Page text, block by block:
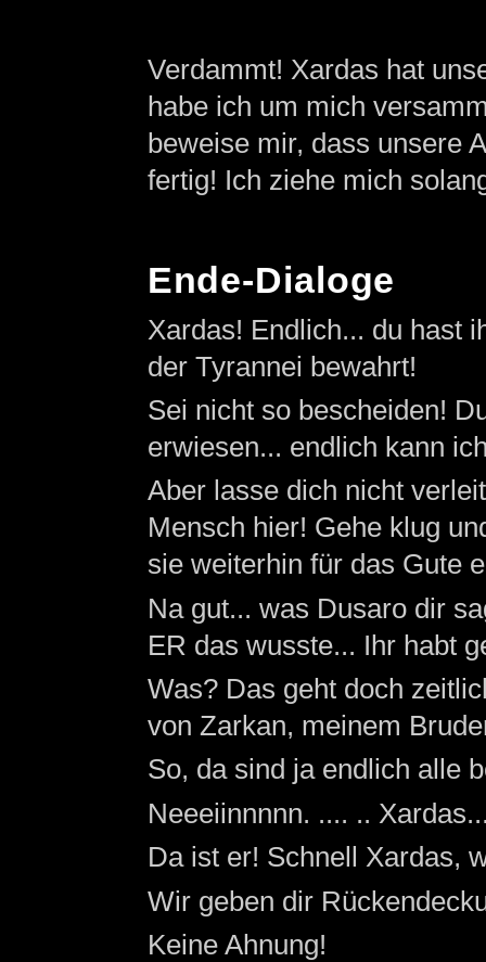
Verdammt! Xardas hat
habe ich um mich
beweise mir, dass unsere
fertig! Ich ziehe mich
Ende-Dialoge
Xardas! Endlich... du hast
der Tyrannei bewahrt!
Sei nicht so bescheiden!
erwiesen... endlich kann
Aber lasse dich nicht
Mensch hier! Gehe klug
sie weiterhin für das Gute
Na gut... was Dusaro dir
ER das wusste... Ihr habt
Was? Das geht doch
von Zarkan, meinem
So, da sind ja endlich alle
Neeeiinnnnn. .... ..
Da ist er! Schnell Xardas,
Wir geben dir
Keine Ahnung!